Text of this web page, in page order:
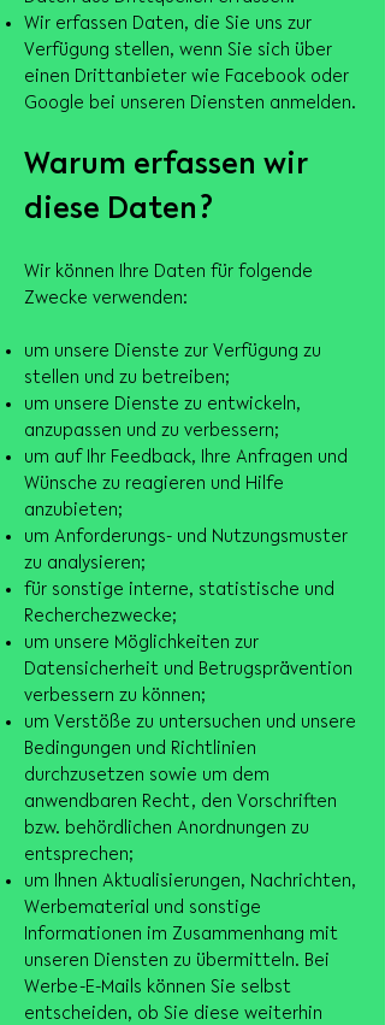
Wir erfassen Daten, die Sie uns zur
Verfügung stellen, wenn Sie sich über
einen Drittanbieter wie Facebook oder
Google bei unseren Diensten anmelden.
Warum erfassen wir
diese Daten?
Wir können Ihre Daten für folgende
Zwecke verwenden:
um unsere Dienste zur Verfügung zu
stellen und zu betreiben;
um unsere Dienste zu entwickeln,
anzupassen und zu verbessern;
um auf Ihr Feedback, Ihre Anfragen und
Wünsche zu reagieren und Hilfe
anzubieten;
um Anforderungs- und Nutzungsmuster
zu analysieren;
für sonstige interne, statistische und
Recherchezwecke;
um unsere Möglichkeiten zur
Datensicherheit und Betrugsprävention
verbessern zu können;
um Verstöße zu untersuchen und unsere
Bedingungen und Richtlinien
durchzusetzen sowie um dem
anwendbaren Recht, den Vorschriften
bzw. behördlichen Anordnungen zu
entsprechen;
um Ihnen Aktualisierungen, Nachrichten,
Werbematerial und sonstige
Informationen im Zusammenhang mit
unseren Diensten zu übermitteln. Bei
Werbe-E-Mails können Sie selbst
entscheiden, ob Sie diese weiterhin